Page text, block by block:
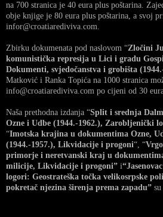
na 700 stranica je 40 eura plus poštarina.
obje knjige je 80 eura plus poštarina, a svoj
infor@croatiarediviva.com.
Zbirku dokumenata pod naslovom “Zločini
komunistička represija u Lici i gradu
Dokumenti, svjedočanstva i grobišta
Matković i Ranka Topića na 1000 stranica
info@croatiarediviva.com po cijeni od 30
Naša prethodna izdanja “Split i srednja
Ozne i Udbe (1944.-1962.), Zarobljenički
“Imotska krajina u dokumentima Ozne,
(1944.-1957.), Likvidacije i progoni“, “
primorje i neretvanski kraj u
milicije, Likvidacije i progoni” i
logori: Geostrateška točka velikosrpske
pokretač njezina širenja prema zapadu” su